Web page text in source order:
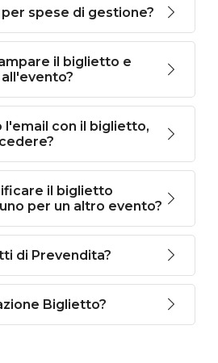
spese di gestione?
il biglietto e
l'email con il biglietto,
il biglietto
per un altro evento?
di Prevendita?
Biglietto?